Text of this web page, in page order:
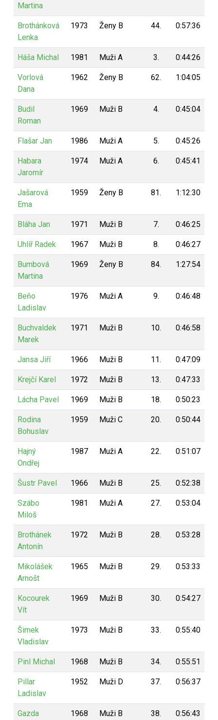
Martina
Brothánková
Lenka
1973 Ženy B 44. 0:57:36
Háša Michal 1981 Muži A 3. 0:44:26
Vorlová
Dana
1962 Ženy B 62. 1:04:05
Budil
Roman
1969 Muži B 4. 0:45:04
Flašar Jan 1986 Muži A 5. 0:45:26
Habara
Jaromír
1974 Muži A 6. 0:45:41
Jašarová
Ema
1959 Ženy B 81. 1:12:30
Bláha Jan 1971 Muži B 7. 0:46:25
Uhlíř Radek 1967 Muži B 8. 0:46:27
Bumbová
Martina
1969 Ženy B 84. 1:27:54
Beňo
Ladislav
1976 Muži A 9. 0:46:48
Buchvaldek
Marek
1971 Muži B 10. 0:46:58
Jansa Jiří 1966 Muži B 11. 0:47:09
Krejčí Karel 1972 Muži B 13. 0:47:33
Lácha Pavel 1969 Muži B 18. 0:50:23
Rodina
Bohuslav
1959 Muži C 20. 0:50:44
Hajný
Ondřej
1987 Muži A 22. 0:51:07
Šustr Pavel 1966 Muži B 25. 0:52:38
Szábo
Miloš
1981 Muži A 27. 0:53:04
Brothánek
Antonín
1972 Muži B 28. 0:53:28
Mikolášek
Arnošt
1965 Muži B 29. 0:53:33
Kocourek
Vít
1969 Muži B 30. 0:54:27
Šimek
Vladislav
1973 Muži B 33. 0:55:40
Pinl Michal 1968 Muži B 34. 0:55:51
Pillar
Ladislav
1952 Muži D 37. 0:56:37
Gazda
1968 Muži B 38. 0:56:43